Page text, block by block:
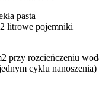
pasta
litrowe pojemniki
przy rozcieńczeniu
cyklu